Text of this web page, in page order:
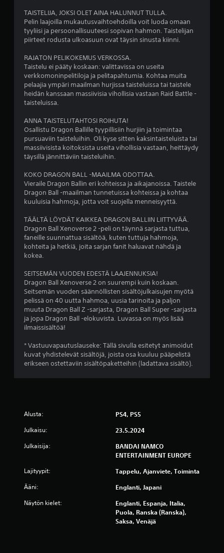
s
t
(
2
2
9
6
r
t
e
u
a
TAISTELIJA, JOKSI OLET AINA HALUNNUT TULLA.
Pelin laajoilla mukautusvaihtoehdoilla voit luoda omaan
tyyliisi ja persoonallisuuteesi sopivan hahmon. Taistelijan
piirteet rodusta ulkoasuun ovat täysin sinusta kiinni.
RAJATON PELIKOKEMUS VERKOSSA.
Taistelu ei pääty koskaan: valittavissa on useita
verkkomoninpelitiloja ja pelitapahtumia. Kohtaa muita
pelaajia ympäri maailman hurjissa taisteluissa tai taistele
heidän kanssaan massiivisia vihollisia vastaan Raid Battle -
taisteluissa.
ANNA TAISTELUTAHTOSI ROIHUTA!
Osallistu Dragon Ballille tyypillisiin hurjiin ja toimintaa
pursuaviin taisteluihin. Oli kyse sitten kaksintaisteluista tai
massiivisista koitoksista useita vihollisia vastaan, heittäydy
täysillä jännittäviin taisteluihin.
KOKO DRAGON BALL -MAAILMA ODOTTAA.
Vieraile Dragon Ballin eri kohteissa ja aikajanoissa. Taistele
Dragon Ball -maailman tunnetuissa kohteissa ja kohtaa
kuuluisia hahmoja, jotta voit suojella menneisyyttä.
TÄÄLTÄ LÖYDÄT KAIKKEA DRAGON BALLIIN LIITTYVÄÄ.
Dragon Ball Xenoverse 2 -peli on täynnä sarjasta tuttua,
faneille suunnattua sisältöä, kuten tuttuja hahmoja,
kohteita ja hetkiä, joita sarjan fanit haluavat nähdä ja
kokea.
SEITSEMÄN VUODEN EDESTÄ LAAJENNUKSIA!
Dragon Ball Xenoverse 2 on suurempi kuin koskaan.
Seitsemän vuoden säännöllisten sisältöjulkaisujen myötä
pelissä on 40 uutta hahmoa, uusia tarinoita ja paljon
muuta Dragon Ball Z -sarjasta, Dragon Ball Super -sarjasta
ja jopa Dragon Ball -elokuvista. Luvassa on myös lisää
ilmaissisältöä!
* Vastuuvapautuslauseke: Tällä sivulla esitetyt animoidut
kuvat yhdistelevät sisältöjä, joista osa kuuluu pääpelistä
erikseen ostettaviin sisältöpaketteihin (ladattava sisältö).
Alusta: PS4, PS5
Julkaisu: 23.5.2024
Julkaisija:
BANDAI NAMCO
ENTERTAINMENT EUROPE
Lajityypit: Tappelu, Ajanviete, Toiminta
Ääni: Englanti, Japani
Näytön kielet:
Englanti, Espanja, Italia,
Puola, Ranska (Ranska),
Saksa, Venäjä